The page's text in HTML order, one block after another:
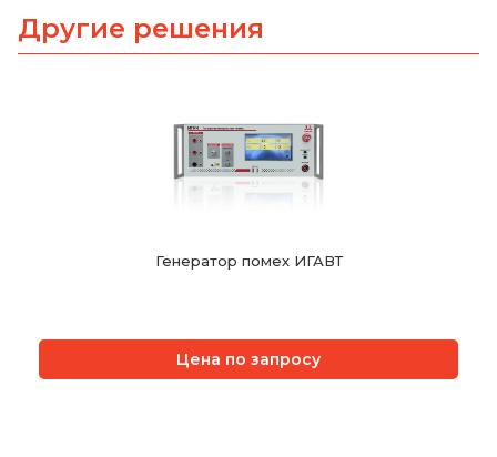
Другие решения
Генератор помех ИГАВТ
Цена по запросу